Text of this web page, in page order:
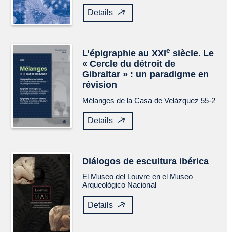
Details
L’épigraphie au XXIe siècle. Le
« Cercle du détroit de
Gibraltar » : un paradigme en
révision
Mélanges de la Casa de Velázquez 55-2
Details
Diálogos de escultura ibérica
El Museo del Louvre en el Museo
Arqueológico Nacional
Details